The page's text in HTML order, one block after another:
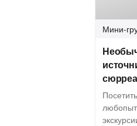
Мини-